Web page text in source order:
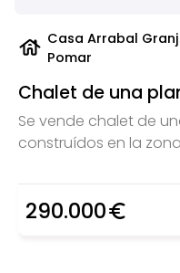
house Casa Arrabal
Pomar
Chalet de una
Se vende chalet de
construídos en la
290.000euro_symbol